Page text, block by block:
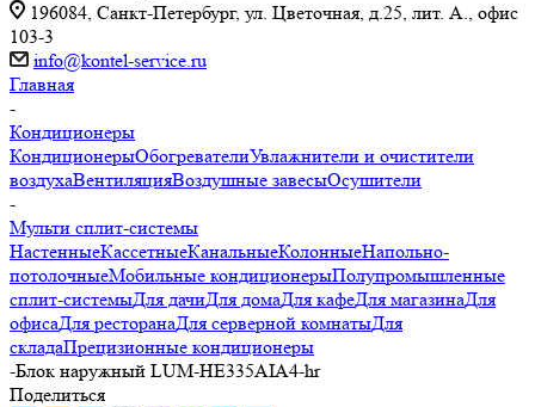
196084, Санкт-Петербург, ул. Цветочная, д.25, лит. А., офис
103-3
info@kontel-service.ru
Главная
-
Кондиционеры
КондиционерыОбогревателиУвлажнители и очистители
воздухаВентиляцияВоздушные завесыОсушители
-
Мульти сплит-системы
НастенныеКассетныеКанальныеКолонныеНапольно-
потолочныеМобильные кондиционерыПолупромышленные
сплит-системыДля дачиДля домаДля кафеДля магазинаДля
офисаДля ресторанаДля серверной комнатыДля
складаПрецизионные кондиционеры
-Блок наружный LUM-HE335AIA4-hr
Поделиться